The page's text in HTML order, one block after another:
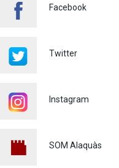
A ALAQUÀS
L'ESCOLA D'ESTIU, AL
Facebook
Twitter
Instagram
SOM Alaquàs